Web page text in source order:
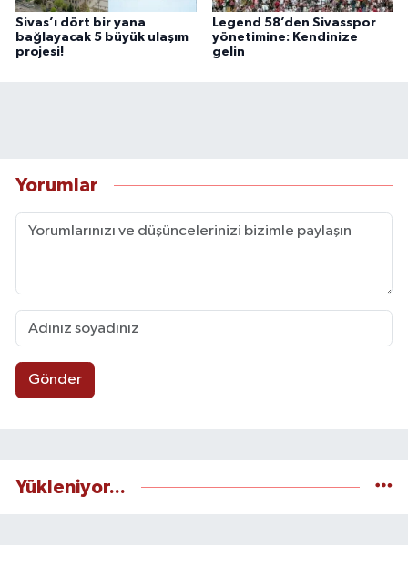
Sivas’ı dört bir yana
bağlayacak 5 büyük ulaşım
projesi!
Legend 58’den Sivasspor
yönetimine: Kendinize
gelin
Yorumlar
Gönder
Yükleniyor...